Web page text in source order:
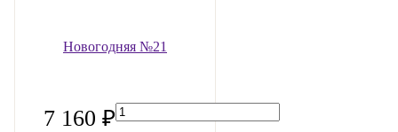
Новогодняя №21
7 160 ₽